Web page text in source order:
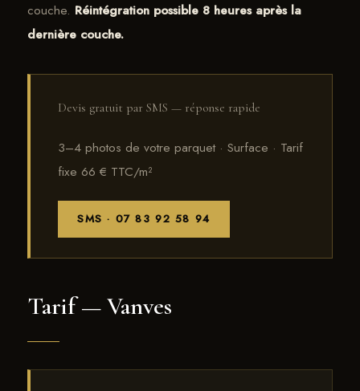
couche. Réintégration possible 8 heures après la
dernière couche.
Devis gratuit par SMS — réponse rapide
3–4 photos de votre parquet · Surface · Tarif
fixe 66 € TTC/m²
SMS · 07 83 92 58 94
Tarif — Vanves